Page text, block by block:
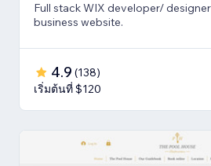
Full stack WIX developer/
business website.
4.9 (138)
เริ่มต้นที่ $120